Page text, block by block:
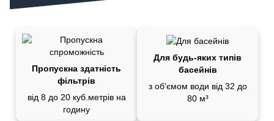
Пропускна здатність
фільтрів
від 8 до 20 куб.метрів на
годину
Для будь-яких типів
басейнів
з об'ємом води від 32 до
80 м³